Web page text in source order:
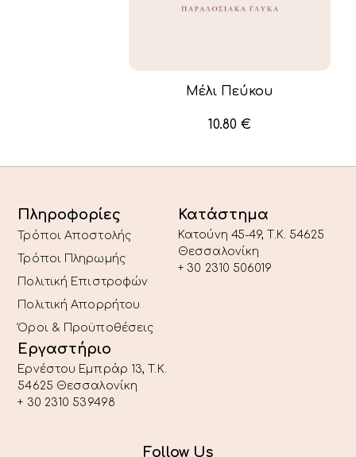
Μέλι Πεύκου
10.80 €
Πληροφορίες
Τρόποι Αποστολής
Τρόποι Πληρωμής
Πολιτική Επιστροφών
Πολιτική Απορρήτου
Όροι & Προϋποθέσεις
Κατάστημα
Κατούνη 45-49, T.K. 54625
Θεσσαλονίκη
+ 30 2310 506019
Εργαστήριο
Ερνέστου Εμπράρ 13, T.K.
54625 Θεσσαλονίκη
+ 30 2310 539498
Follow Us